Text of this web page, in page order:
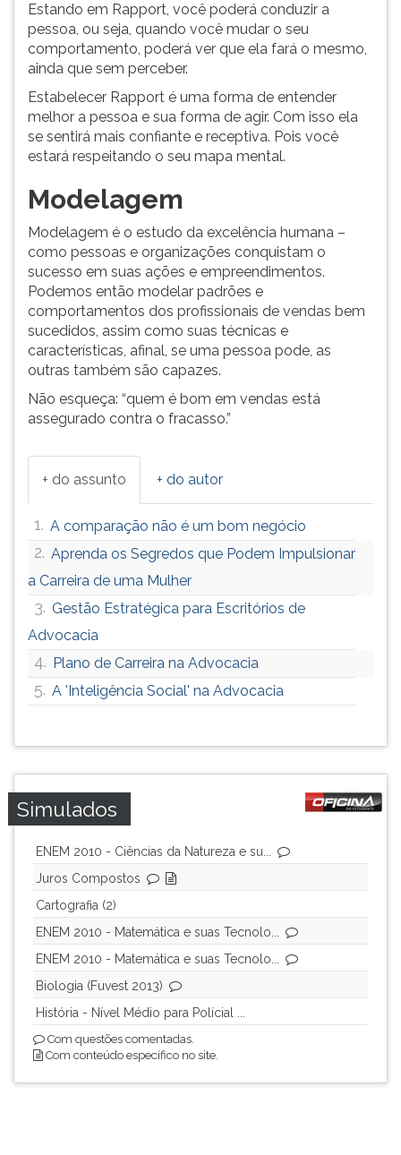
Estando em Rapport, você poderá conduzir a
pessoa, ou seja, quando você mudar o seu
comportamento, poderá ver que ela fará o mesmo,
ainda que sem perceber.
Estabelecer Rapport é uma forma de entender
melhor a pessoa e sua forma de agir. Com isso ela
se sentirá mais confiante e receptiva. Pois você
estará respeitando o seu mapa mental.
Modelagem
Modelagem é o estudo da excelência humana –
como pessoas e organizações conquistam o
sucesso em suas ações e empreendimentos.
Podemos então modelar padrões e
comportamentos dos profissionais de vendas bem
sucedidos, assim como suas técnicas e
características, afinal, se uma pessoa pode, as
outras também são capazes.
Não esqueça: “quem é bom em vendas está
assegurado contra o fracasso.”
+ do assunto + do autor
1. A comparação não é um bom negócio
2. Aprenda os Segredos que Podem Impulsionar
a Carreira de uma Mulher
3. Gestão Estratégica para Escritórios de
Advocacia
4. Plano de Carreira na Advocacia
5. A 'Inteligência Social' na Advocacia
Simulados
ENEM 2010 - Ciências da Natureza e su...
Juros Compostos
Cartografia (2)
ENEM 2010 - Matemática e suas Tecnolo...
ENEM 2010 - Matemática e suas Tecnolo...
Biologia (Fuvest 2013)
História - Nível Médio para Polícial ...
Com questões comentadas.
Com conteúdo específico no site.